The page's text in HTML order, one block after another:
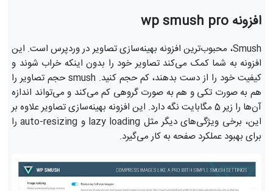
افزونه wp smush pro
Smush، محبوب‌ترین افزونه بهینه‌سازی تصاویر در وردپرس است. این
افزونه به شما کمک می‌کند تصاویر خود را بدون اینکه خراب شوند و
کیفیت خود را از دست بدهند، کم حجم کنید. smush حجم تصاویر را
هم به‌ صورت تکی و هم به‌ صورت گروهی کم می‌کند و می‌تواند اندازه
آن‌ها را زیر 5 مگابایت نگه دارد. این افزونه بهینه‌سازی تصاویر علاوه بر
این، برخی ویژگی‌های دیگر مثل lazy loading و auto-resizing را
برای بهبود عملکرد صفحه به کار می‌گیرد.